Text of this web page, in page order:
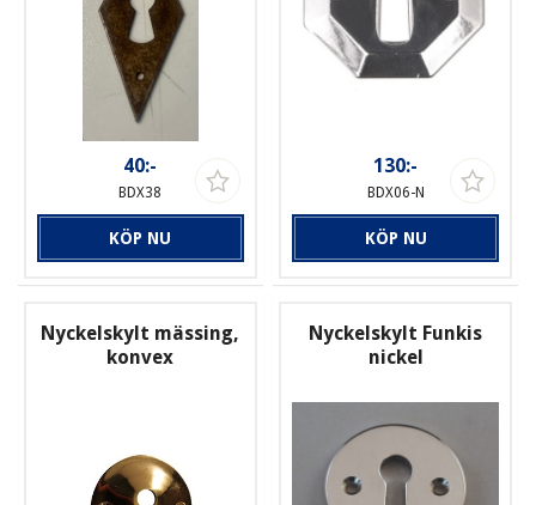
40:-
BDX38
KÖP NU
130:-
BDX06-N
KÖP NU
Nyckelskylt mässing,
konvex
Nyckelskylt Funkis
nickel